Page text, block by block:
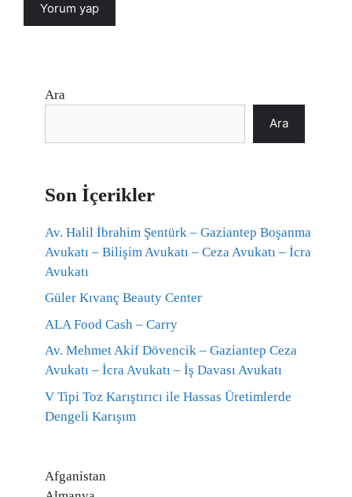
Ara
Ara
Son İçerikler
Av. Halil İbrahim Şentürk – Gaziantep Boşanma
Avukatı – Bilişim Avukatı – Ceza Avukatı – İcra
Avukatı
Güler Kıvanç Beauty Center
ALA Food Cash – Carry
Av. Mehmet Akif Dövencik – Gaziantep Ceza
Avukatı – İcra Avukatı – İş Davası Avukatı
V Tipi Toz Karıştırıcı ile Hassas Üretimlerde
Dengeli Karışım
Afganistan